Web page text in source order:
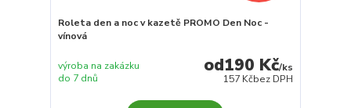
Roleta den a noc v kazetě PROMO Den Noc -
vínová
190 Kč/ks
157 Kčbez DPH
výroba na zakázku
do 7 dnů